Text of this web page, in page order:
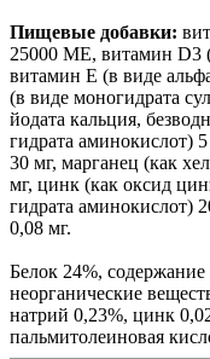
Пищевые добавки:
25000 МЕ, витамин D3
витамин Е (в виде
(в виде моногидрата
йодата кальция,
гидрата аминокислот)
30 мг, марганец (как
мг, цинк (как оксид
гидрата аминокислот)
0,08 мг.
Белок 24%,
неорганические
натрий 0,23%, цинк
пальмитолеиновая